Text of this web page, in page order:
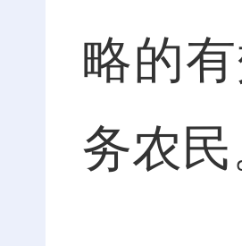
略的
务农民